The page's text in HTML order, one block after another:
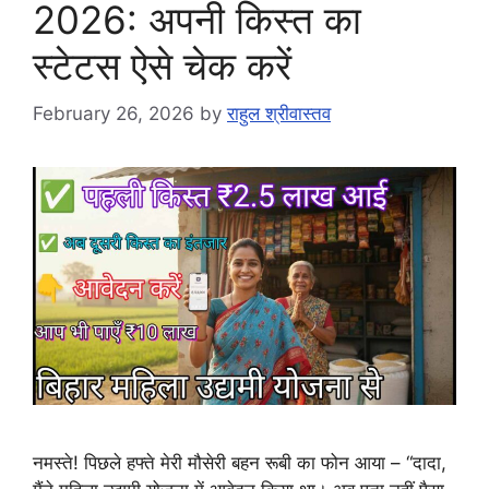
2026: अपनी किस्त का
स्टेटस ऐसे चेक करें
February 26, 2026 byराहुल श्रीवास्तव
नमस्ते! पिछले हफ्ते मेरी मौसेरी बहन रूबी का फोन आया – “दादा,